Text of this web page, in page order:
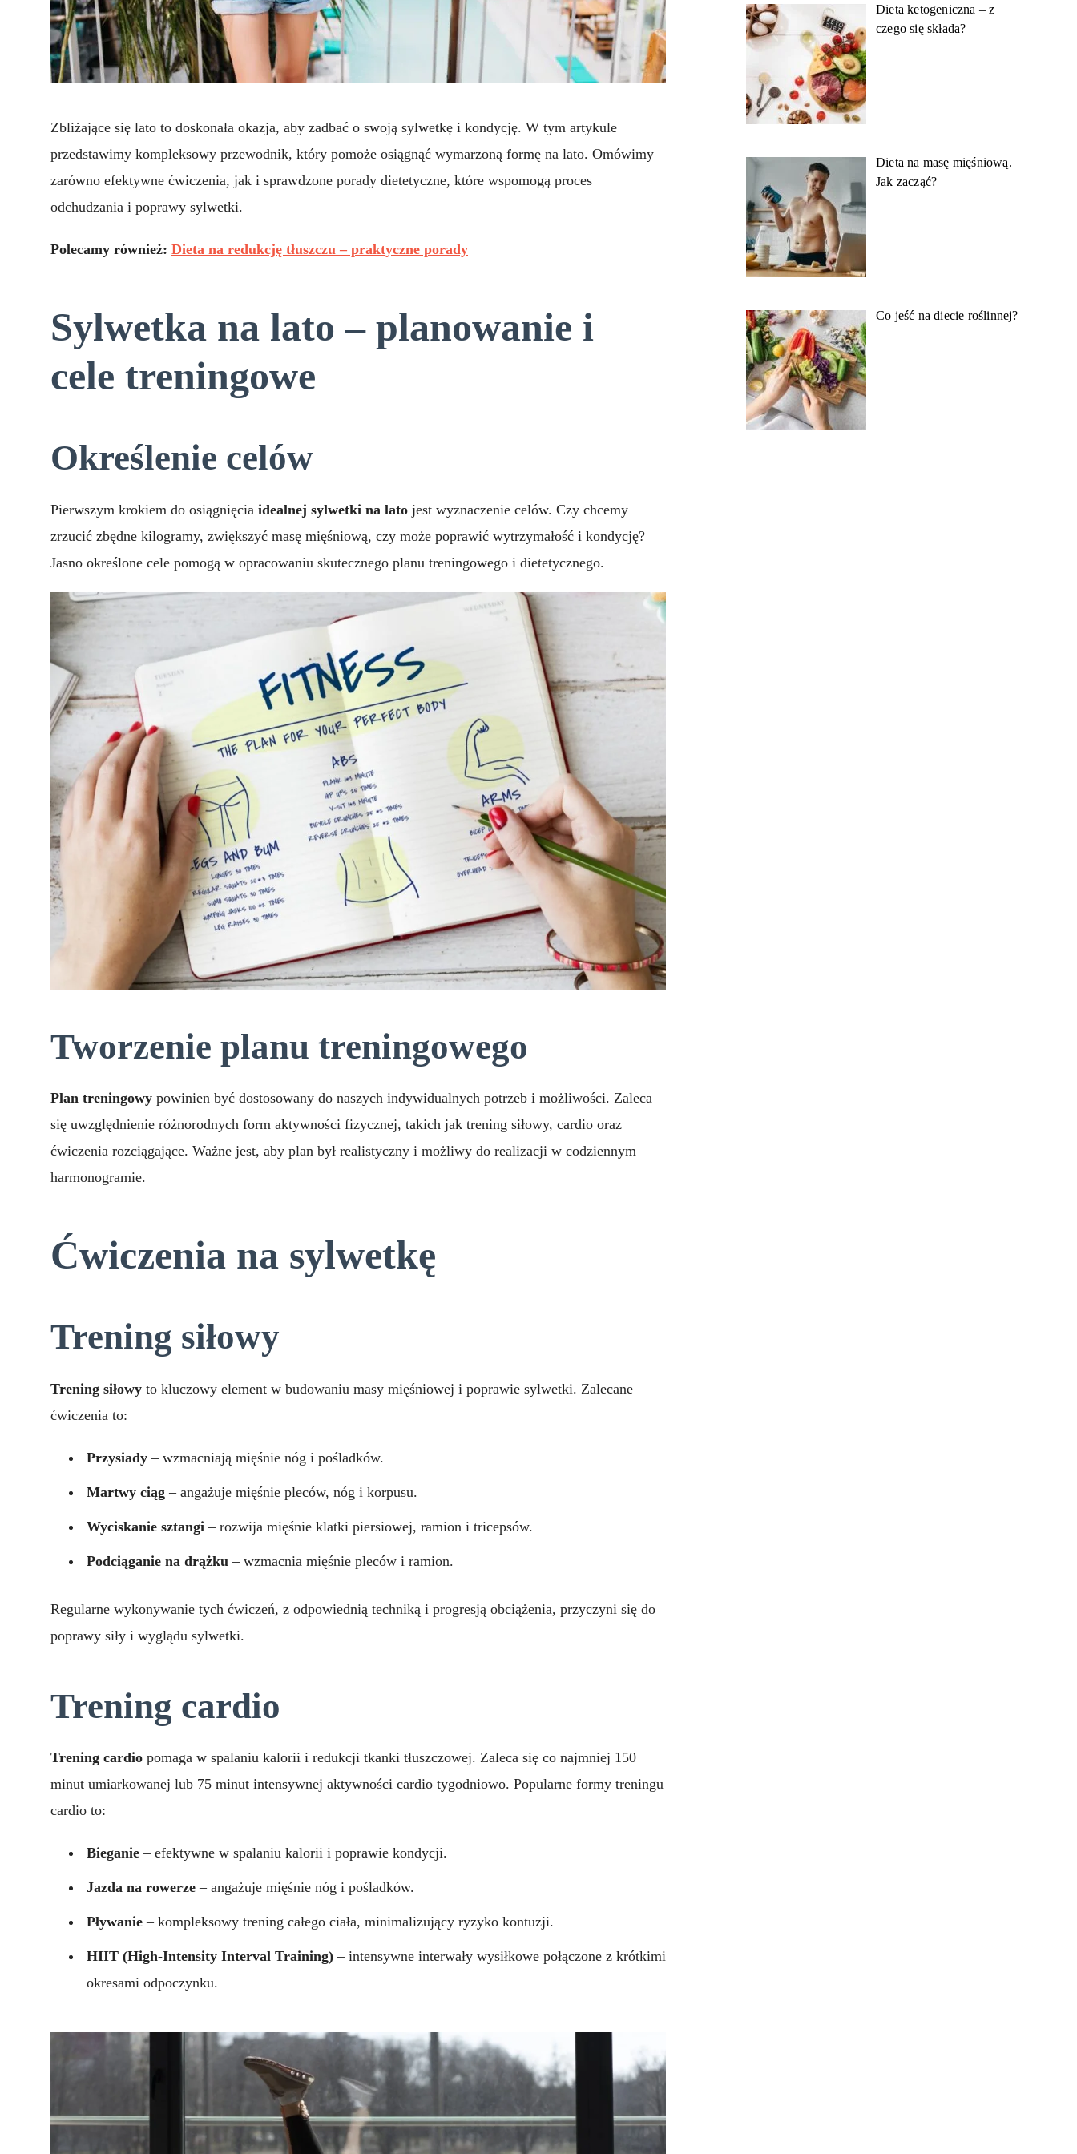
Zbliżające się lato to doskonała okazja, aby zadbać o swoją sylwetkę i kondycję. W tym artykule
przedstawimy kompleksowy przewodnik, który pomoże osiągnąć wymarzoną formę na lato. Omówimy
zarówno efektywne ćwiczenia, jak i sprawdzone porady dietetyczne, które wspomogą proces
odchudzania i poprawy sylwetki.
Polecamy również: Dieta na redukcję tłuszczu – praktyczne porady
Sylwetka na lato – planowanie i
cele treningowe
Określenie celów
Pierwszym krokiem do osiągnięcia idealnej sylwetki na lato jest wyznaczenie celów. Czy chcemy
zrzucić zbędne kilogramy, zwiększyć masę mięśniową, czy może poprawić wytrzymałość i kondycję?
Jasno określone cele pomogą w opracowaniu skutecznego planu treningowego i dietetycznego.
Tworzenie planu treningowego
Plan treningowy powinien być dostosowany do naszych indywidualnych potrzeb i możliwości. Zaleca
się uwzględnienie różnorodnych form aktywności fizycznej, takich jak trening siłowy, cardio oraz
ćwiczenia rozciągające. Ważne jest, aby plan był realistyczny i możliwy do realizacji w codziennym
harmonogramie.
Ćwiczenia na sylwetkę
Trening siłowy
Trening siłowy to kluczowy element w budowaniu masy mięśniowej i poprawie sylwetki. Zalecane
ćwiczenia to:
Przysiady – wzmacniają mięśnie nóg i pośladków.
Martwy ciąg – angażuje mięśnie pleców, nóg i korpusu.
Wyciskanie sztangi – rozwija mięśnie klatki piersiowej, ramion i tricepsów.
Podciąganie na drążku – wzmacnia mięśnie pleców i ramion.
Regularne wykonywanie tych ćwiczeń, z odpowiednią techniką i progresją obciążenia, przyczyni się do
poprawy siły i wyglądu sylwetki.
Trening cardio
Trening cardio pomaga w spalaniu kalorii i redukcji tkanki tłuszczowej. Zaleca się co najmniej 150
minut umiarkowanej lub 75 minut intensywnej aktywności cardio tygodniowo. Popularne formy treningu
cardio to:
Bieganie – efektywne w spalaniu kalorii i poprawie kondycji.
Jazda na rowerze – angażuje mięśnie nóg i pośladków.
Pływanie – kompleksowy trening całego ciała, minimalizujący ryzyko kontuzji.
HIIT (High-Intensity Interval Training) – intensywne interwały wysiłkowe połączone z krótkimi
okresami odpoczynku.
Dieta ketogeniczna – z
czego się składa?
Dieta na masę mięśniową.
Jak zacząć?
Co jeść na diecie roślinnej?